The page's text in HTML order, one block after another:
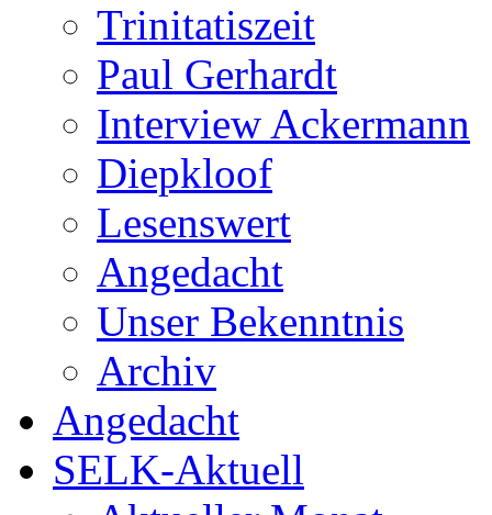
Trinitatiszeit
Paul Gerhardt
Interview Ackermann
Diepkloof
Lesenswert
Angedacht
Unser Bekenntnis
Archiv
Angedacht
SELK-Aktuell